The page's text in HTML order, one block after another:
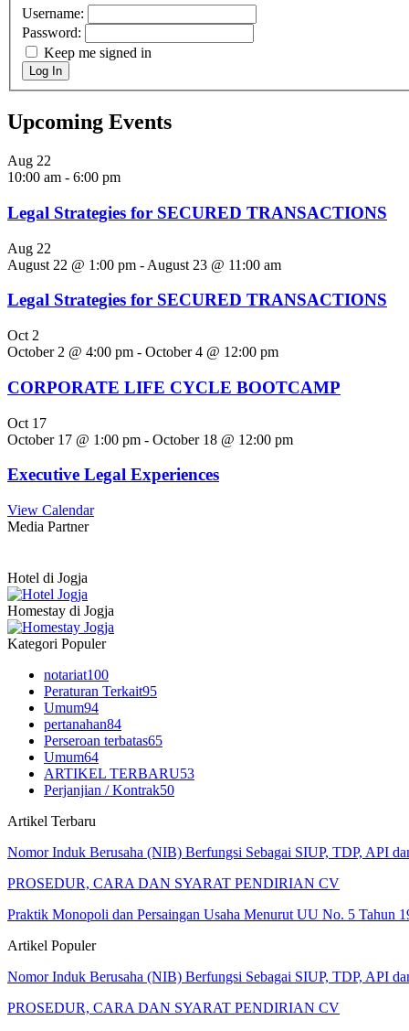
Username:
Password:
Keep me signed in
Log In
Upcoming Events
Aug 22
10:00 am - 6:00 pm
Legal Strategies for SECURED TRANSACTIONS
Aug 22
August 22 @ 1:00 pm - August 23 @ 11:00 am
Legal Strategies for SECURED TRANSACTIONS
Oct 2
October 2 @ 4:00 pm - October 4 @ 12:00 pm
CORPORATE LIFE CYCLE BOOTCAMP
Oct 17
October 17 @ 1:00 pm - October 18 @ 12:00 pm
Executive Legal Experiences
View Calendar
Media Partner
Hotel di Jogja
Homestay di Jogja
Kategori Populer
notariat100
Peraturan Terkait95
Umum94
pertanahan84
Perseroan terbatas65
Umum64
ARTIKEL TERBARU53
Perjanjian / Kontrak50
Artikel Terbaru
Nomor Induk Berusaha (NIB) Berfungsi Sebagai SIUP, TDP, API
PROSEDUR, CARA DAN SYARAT PENDIRIAN CV
Praktik Monopoli dan Persaingan Usaha Menurut UU No. 5 Tahun
Artikel Populer
Nomor Induk Berusaha (NIB) Berfungsi Sebagai SIUP, TDP, API
PROSEDUR, CARA DAN SYARAT PENDIRIAN CV